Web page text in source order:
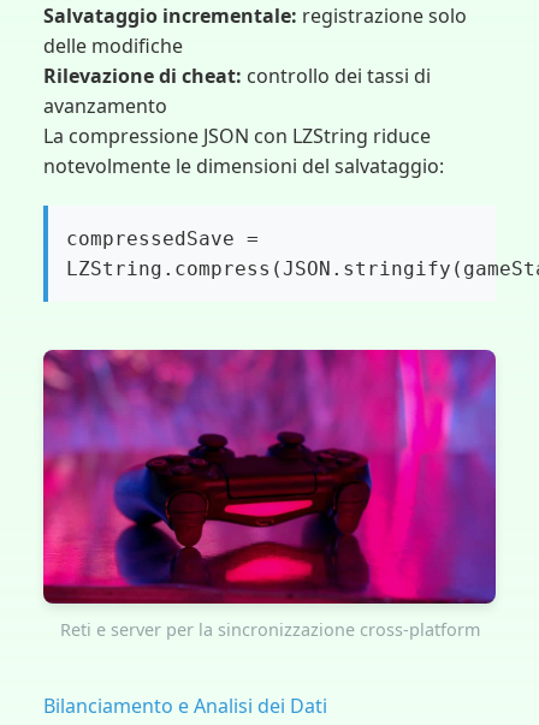
Salvataggio incrementale: registrazione solo
delle modifiche
Rilevazione di cheat: controllo dei tassi di
avanzamento
La compressione JSON con LZString riduce
notevolmente le dimensioni del salvataggio:
compressedSave =
Reti e server per la sincronizzazione cross-platform
Bilanciamento e Analisi dei Dati